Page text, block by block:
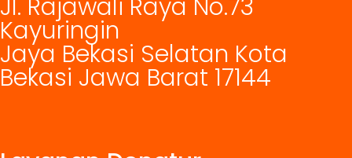
Jl. Rajawali Raya No.73
Kayuringin
Jaya Bekasi Selatan Kota
Bekasi Jawa Barat 17144